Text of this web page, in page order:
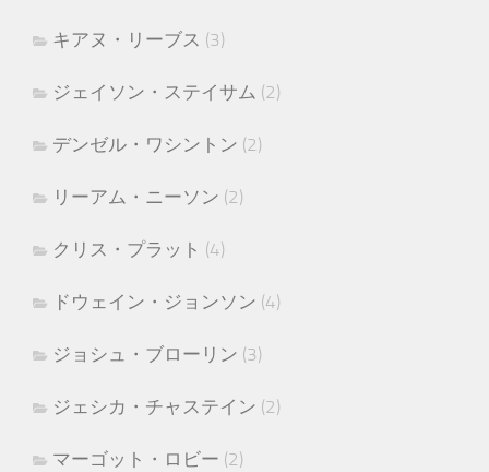
キアヌ・リーブス (3)
ジェイソン・ステイサム (2)
デンゼル・ワシントン (2)
リーアム・ニーソン (2)
クリス・プラット (4)
ドウェイン・ジョンソン (4)
ジョシュ・ブローリン (3)
ジェシカ・チャステイン (2)
マーゴット・ロビー (2)